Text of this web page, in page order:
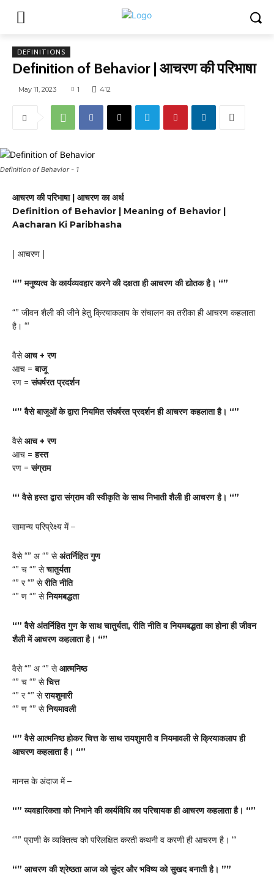
DEFINITIONS
Definition of Behavior | आचरण की परिभाषा
May 11, 2023 1 412
Definition of Behavior - 1
आचरण की परिभाषा | आचरण का अर्थ
Definition of Behavior | Meaning of Behavior |
Aacharan Ki Paribhasha
| आचरण |
“” मनुष्यत्व के कार्यव्यवहार करने की दक्षता ही आचरण की द्योतक है। “”
“” जीवन शैली की जीने हेतु क्रियाकलाप के संचालन का तरीका ही आचरण कहलाता
है। “‘
वैसेआच + रण
आच =बाजू
रण =संघर्षरत प्रदर्शन
“” वैसे बाजूओं के द्वारा नियमित संघर्षरत प्रदर्शन ही आचरण कहलाता है। “”
वैसेआच + रण
आच =हस्त
रण =संग्राम
“‘ वैसे हस्त द्वारा संग्राम की स्वीकृति के साथ निभाती शैली ही आचरण है। “”
सामान्य परिप्रेक्ष्य में –
वैसे “” अ “” सेअंतर्निहित गुण
“” च “” सेचातुर्यता
“” र “” सेरीति नीति
“” ण “” सेनियमबद्धता
“” वैसे अंतर्निहित गुण के साथ चातुर्यता, रीति नीति व नियमबद्धता का होना ही जीवन
शैली में आचरण कहलाता है। “”
वैसे “” अ “” सेआत्मनिष्ठ
“” च “” सेचित्त
“” र “” सेरायशुमारी
“” ण “” सेनियमावली
“” वैसे आत्मनिष्ठ होकर चित्त के साथ रायशुमारी व नियमावली से क्रियाकलाप ही
आचरण कहलाता है। “”
मानस के अंदाज में –
“” व्यवहारिकता को निभाने की कार्यविधि का परिचायक ही आचरण कहलाता है। “”
‘”” प्राणी के व्यक्तित्व को परिलक्षित करती कथनी व करणी ही आचरण है। “‘
“” आचरण की श्रेष्ठता आज को सुंदर और भविष्य को सुखद बनाती है। ””